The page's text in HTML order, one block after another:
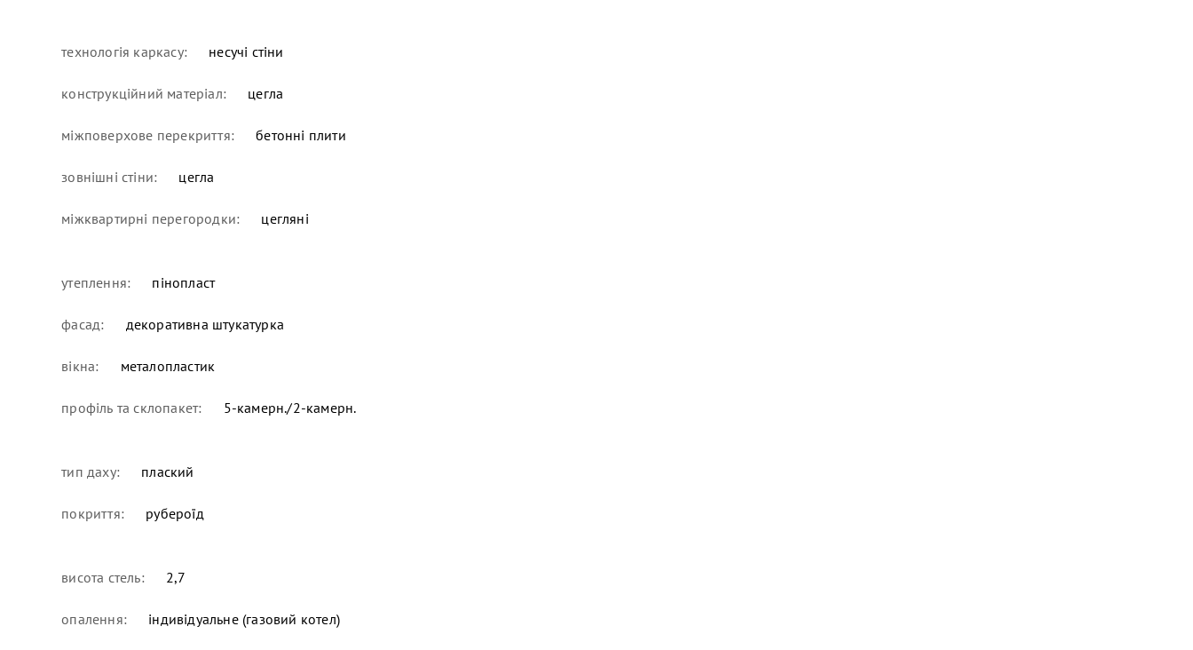
технологія каркасу: несучі стіни
конструкційний матеріал: цегла
міжповерхове перекриття: бетонні плити
зовнішні стіни: цегла
міжквартирні перегородки: цегляні
утеплення: пінопласт
фасад: декоративна штукатурка
вікна: металопластик
профіль та склопакет: 5-камерн./2-камерн.
тип даху: плаский
покриття: рубероїд
висота стель: 2,7
опалення: індивідуальне (газовий котел)